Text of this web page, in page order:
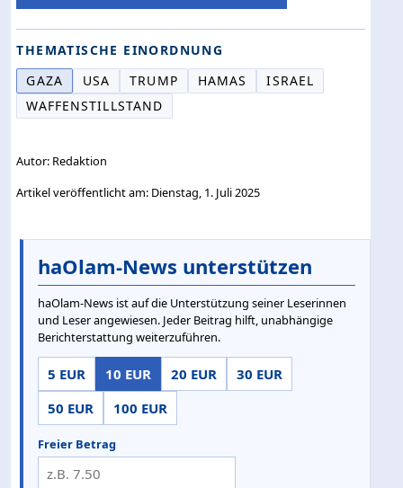
THEMATISCHE EINORDNUNG
GAZA
USA TRUMP HAMAS
ISRAEL
WAFFENSTILLSTAND
Autor: Redaktion
Artikel veröffentlicht am: Dienstag, 1. Juli 2025
haOlam-News unterstützen
haOlam-News ist auf die Unterstützung seiner Leserinnen
und Leser angewiesen. Jeder Beitrag hilft, unabhängige
Berichterstattung weiterzuführen.
5 EUR 10 EUR 20 EUR
30 EUR
50 EUR
100 EUR
Freier Betrag